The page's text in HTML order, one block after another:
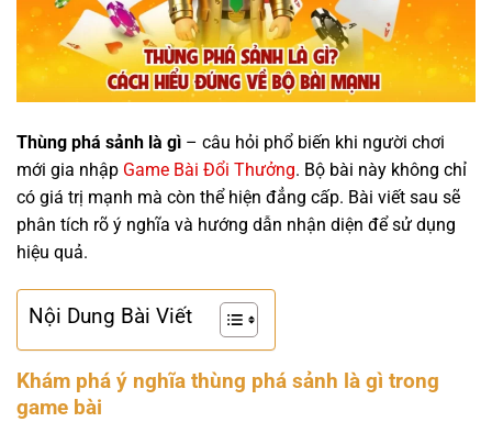
Thùng phá sảnh là gì – câu hỏi phổ biến khi người chơi
mới gia nhập Game Bài Đổi Thưởng. Bộ bài này không chỉ
có giá trị mạnh mà còn thể hiện đẳng cấp. Bài viết sau sẽ
phân tích rõ ý nghĩa và hướng dẫn nhận diện để sử dụng
hiệu quả.
Nội Dung Bài Viết
Khám phá ý nghĩa thùng phá sảnh là gì trong
game bài